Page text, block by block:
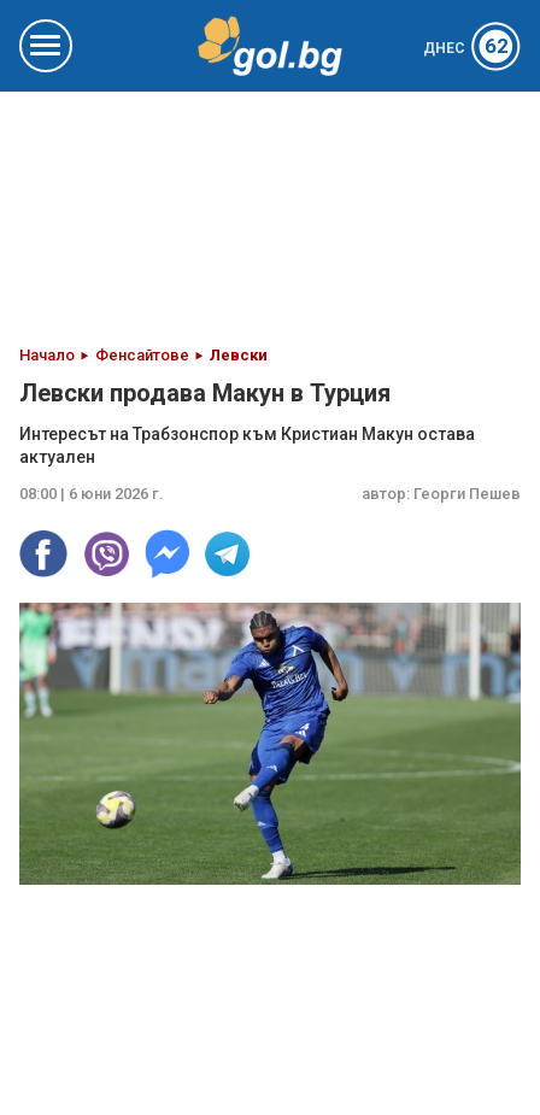
ДНЕС 62
Начало Фенсайтове Левски
Левски продава Макун в Турция
Интересът на Трабзонспор към Кристиан Макун остава
актуален
08:00 | 6 юни 2026 г. автор: Георги Пешев